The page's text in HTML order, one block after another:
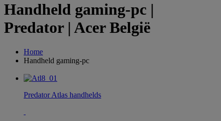
Handheld gaming-pc |
Predator | Acer België
Home
Handheld gaming-pc
Predator Atlas handhelds